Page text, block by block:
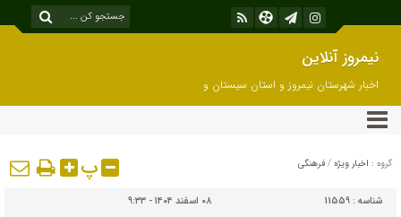
نیمروز آنلاین
اخبار شهرستان نیمروز و استان سیستان و
بلوچستان
گروه : اخبار ویژه / فرهنگی پ
شناسه : 11559
۰۸ اسفند ۱۴۰۴ - ۹:۳۳